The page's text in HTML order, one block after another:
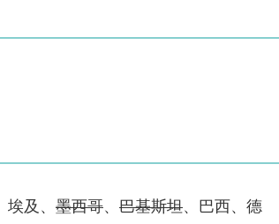
及、 墨西哥、 巴基斯坦、巴西、德